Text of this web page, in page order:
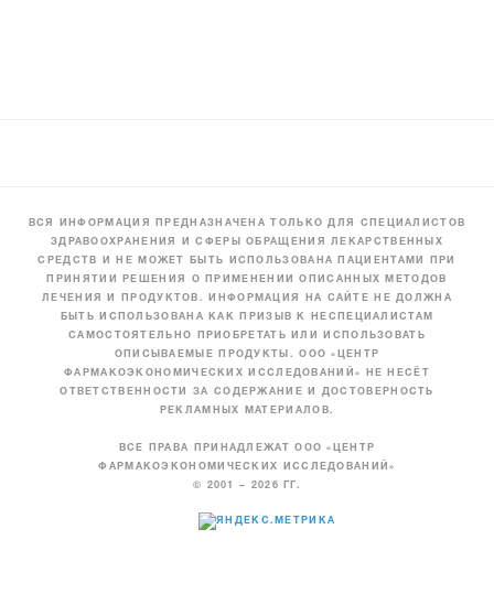
ВСЯ ИНФОРМАЦИЯ ПРЕДНАЗНАЧЕНА ТОЛЬКО ДЛЯ СПЕЦИАЛИСТОВ
ЗДРАВООХРАНЕНИЯ И СФЕРЫ ОБРАЩЕНИЯ ЛЕКАРСТВЕННЫХ
СРЕДСТВ И НЕ МОЖЕТ БЫТЬ ИСПОЛЬЗОВАНА ПАЦИЕНТАМИ ПРИ
ПРИНЯТИИ РЕШЕНИЯ О ПРИМЕНЕНИИ ОПИСАННЫХ МЕТОДОВ
ЛЕЧЕНИЯ И ПРОДУКТОВ. ИНФОРМАЦИЯ НА САЙТЕ НЕ ДОЛЖНА
БЫТЬ ИСПОЛЬЗОВАНА КАК ПРИЗЫВ К НЕСПЕЦИАЛИСТАМ
САМОСТОЯТЕЛЬНО ПРИОБРЕТАТЬ ИЛИ ИСПОЛЬЗОВАТЬ
ОПИСЫВАЕМЫЕ ПРОДУКТЫ. ООО «ЦЕНТР
ФАРМАКОЭКОНОМИЧЕСКИХ ИССЛЕДОВАНИЙ» НЕ НЕСЁТ
ОТВЕТСТВЕННОСТИ ЗА СОДЕРЖАНИЕ И ДОСТОВЕРНОСТЬ
РЕКЛАМНЫХ МАТЕРИАЛОВ.
ВСЕ ПРАВА ПРИНАДЛЕЖАТ ООО «ЦЕНТР
ФАРМАКОЭКОНОМИЧЕСКИХ ИССЛЕДОВАНИЙ»
© 2001 – 2026 ГГ.